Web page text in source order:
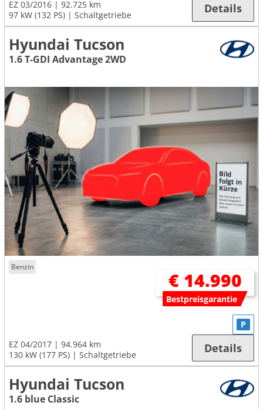
EZ 03/2016
92.725 km
97 kW (132 PS)
Schaltgetriebe Details
Hyundai Tucson
1.6 T-GDI Advantage 2WD
Benzin
€ 14.990
Bestpreisgarantie
EZ 04/2017
94.964 km
130 kW (177 PS)
Schaltgetriebe
P
Details
Hyundai Tucson
1.6 blue Classic